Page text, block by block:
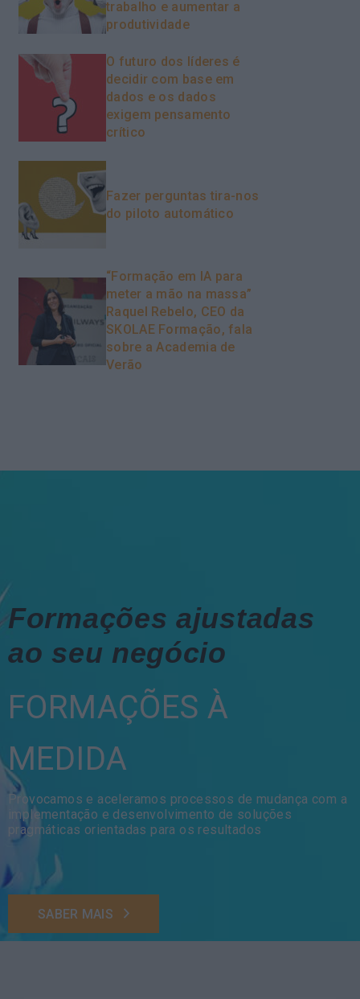
trabalho e aumentar a
produtividade
O futuro dos líderes é
decidir com base em
dados e os dados
exigem pensamento
crítico
Fazer perguntas tira-nos
do piloto automático
“Formação em IA para
meter a mão na massa”
Raquel Rebelo, CEO da
SKOLAE Formação, fala
sobre a Academia de
Verão
Formações ajustadas
ao seu negócio
FORMAÇÕES À
MEDIDA
Provocamos e aceleramos processos de mudança com a
implementação e desenvolvimento de soluções
pragmáticas orientadas para os resultados
SABER MAIS